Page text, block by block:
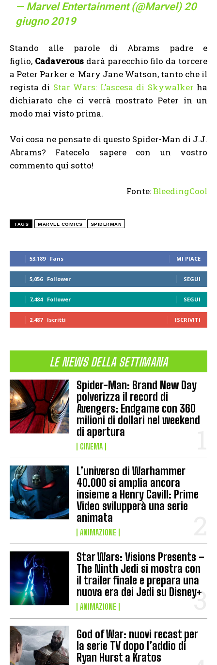
53,189 Fans MI PIACE
5,056 Follower SEGUI
7,484 Follower SEGUI
2,487 Iscritti ISCRIVITI
LE NEWS DELLA SETTIMANA
Spider-Man: Brand New Day
polverizza il record di
Avengers: Endgame con 360
milioni di dollari nel weekend
di apertura
CINEMA
L’universo di Warhammer
40.000 si amplia ancora
insieme a Henry Cavill: Prime
Video svilupperà una serie
animata
ANIMAZIONE
Star Wars: Visions Presents –
The Ninth Jedi si mostra con
il trailer finale e prepara una
nuova era dei Jedi su Disney+
ANIMAZIONE
God of War: nuovi recast per
la serie TV dopo l’addio di
Ryan Hurst a Kratos
— Marvel Entertainment (@Marvel) 20
giugno 2019
Stando alle parole di Abrams padre e
figlio, Cadaverous darà parecchio filo da torcere
a Peter Parker e Mary Jane Watson, tanto che il
regista di Star Wars: L’ascesa di Skywalker ha
dichiarato che ci verrà mostrato Peter in un
modo mai visto prima.
Voi cosa ne pensate di questo Spider-Man di J.J.
Abrams? Fatecelo sapere con un vostro
commento qui sotto!
Fonte:BleedingCool
TAGS MARVEL COMICS SPIDERMAN